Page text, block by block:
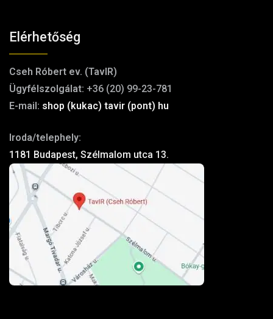
Elérhetőség
Cseh Róbert ev. (TavIR)
Ügyfélszolgálat: +36 (20) 99-23-781
E-mail: shop (kukac) tavir (pont) hu
Iroda/telephely:
1181 Budapest, Szélmalom utca 13.